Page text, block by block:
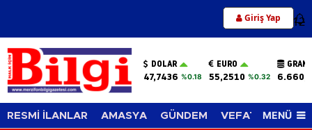
Giriş Yap 12
DOLAR
47,7436 %0.18
EURO
55,2510 %0.32
RESMİ İLANLAR AMASYA GÜNDEM VEFAT EDENLER
MENÜ